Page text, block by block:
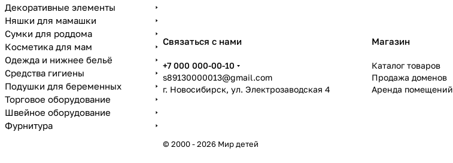
Связаться с нами
+7 000 000-00-10
s89130000013@gmail.com
г. Новосибирск, ул. Электрозаводская 4
Магазин
Каталог товаров
Продажа доменов
Аренда помещений
© 2000 - 2026 Мир детей
Декоративные элементы
Няшки для мамашки
Сумки для роддома
Косметика для мам
Одежда и нижнее бельё
Средства гигиены
Подушки для беременных
Торговое оборудование
Швейное оборудование
Фурнитура